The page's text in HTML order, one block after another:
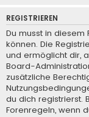
REGISTRIEREN
Du musst in diesem
können. Die
und ermöglicht dir,
Board-
zusätzliche
du dich registrierst.
Forenregeln, wenn